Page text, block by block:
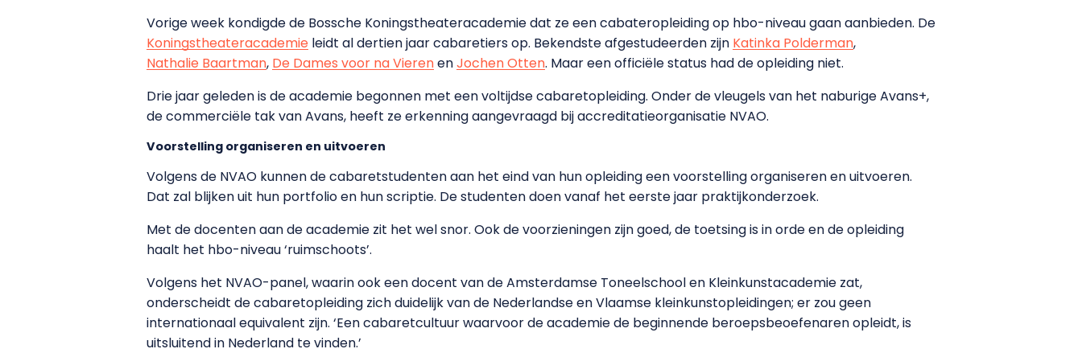
Vorige week kondigde de Bossche Koningstheateracademie dat ze een cabateropleiding op hbo-niveau gaan aanbieden. De
Koningstheateracademie leidt al dertien jaar cabaretiers op. Bekendste afgestudeerden zijn Katinka Polderman,
Nathalie Baartman, De Dames voor na VierenenJochen Otten. Maar een officiële status had de opleiding niet.
Drie jaar geleden is de academie begonnen met een voltijdse cabaretopleiding. Onder de vleugels van het naburige Avans+,
de commerciële tak van Avans, heeft ze erkenning aangevraagd bij accreditatieorganisatie NVAO.
Voorstelling organiseren en uitvoeren
Volgens de NVAO kunnen de cabaretstudenten aan het eind van hun opleiding een voorstelling organiseren en uitvoeren.
Dat zal blijken uit hun portfolio en hun scriptie. De studenten doen vanaf het eerste jaar praktijkonderzoek.
Met de docenten aan de academie zit het wel snor. Ook de voorzieningen zijn goed, de toetsing is in orde en de opleiding
haalt het hbo-niveau ‘ruimschoots’.
Volgens het NVAO-panel, waarin ook een docent van de Amsterdamse Toneelschool en Kleinkunstacademie zat,
onderscheidt de cabaretopleiding zich duidelijk van de NederlandseenVlaamse kleinkunstopleidingen; er zou geen
internationaal equivalent zijn. ‘Een cabaretcultuur waarvoor de academie de beginnende beroepsbeoefenaren opleidt, is
uitsluitend in Nederland te vinden.’